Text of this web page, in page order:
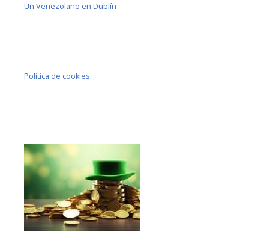
Un Venezolano en Dublín
Política de cookies